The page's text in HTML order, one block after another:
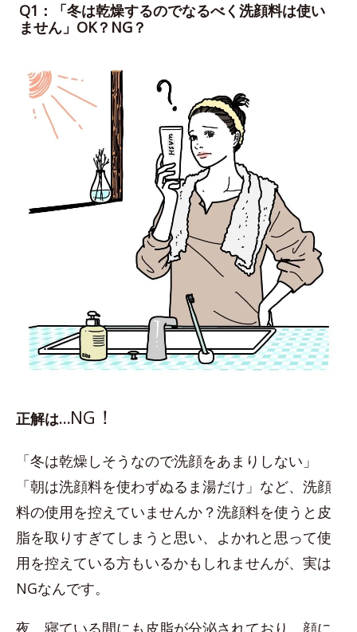
Q1：「冬は乾燥するのでなるべく洗顔料は使い
ません」OK？NG？
正解は…NG ！
「冬は乾燥しそうなので洗顔をあまりしない」
「朝は洗顔料を使わずぬるま湯だけ」など、洗顔
料の使用を控えていませんか？洗顔料を使うと皮
脂を取りすぎてしまうと思い、よかれと思って使
用を控えている方もいるかもしれませんが、実は
NGなんです。
夜、寝ている間にも皮脂が分泌されており、顔に